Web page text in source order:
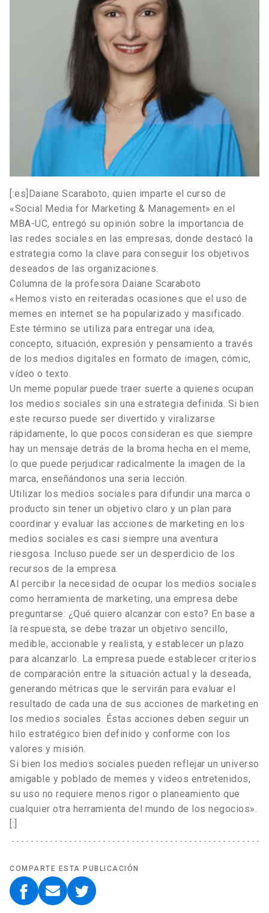
[:es]Daiane Scaraboto, quien imparte el curso de
«Social Media for Marketing & Management» en el
MBA-UC, entregó su opinión sobre la importancia de
las redes sociales en las empresas, donde destacó la
estrategia como la clave para conseguir los objetivos
deseados de las organizaciones.
Columna de la profesora Daiane Scaraboto
«Hemos visto en reiteradas ocasiones que el uso de
memes en internet se ha popularizado y masificado.
Este término se utiliza para entregar una idea,
concepto, situación, expresión y pensamiento a través
de los medios digitales en formato de imagen, cómic,
vídeo o texto.
Un meme popular puede traer suerte a quienes ocupan
los medios sociales sin una estrategia definida. Si bien
este recurso puede ser divertido y viralizarse
rápidamente, lo que pocos consideran es que siempre
hay un mensaje detrás de la broma hecha en el meme,
lo que puede perjudicar radicalmente la imagen de la
marca, enseñándonos una seria lección.
Utilizar los medios sociales para difundir una marca o
producto sin tener un objetivo claro y un plan para
coordinar y evaluar las acciones de marketing en los
medios sociales es casi siempre una aventura
riesgosa. Incluso puede ser un desperdicio de los
recursos de la empresa.
Al percibir la necesidad de ocupar los medios sociales
como herramienta de marketing, una empresa debe
preguntarse: ¿Qué quiero alcanzar con esto? En base a
la respuesta, se debe trazar un objetivo sencillo,
medible, accionable y realista, y establecer un plazo
para alcanzarlo. La empresa puede establecer criterios
de comparación entre la situación actual y la deseada,
generando métricas que le servirán para evaluar el
resultado de cada una de sus acciones de marketing en
los medios sociales. Éstas acciones deben seguir un
hilo estratégico bien definido y conforme con los
valores y misión.
Si bien los medios sociales pueden reflejar un universo
amigable y poblado de memes y videos entretenidos,
su uso no requiere menos rigor o planeamiento que
cualquier otra herramienta del mundo de los negocios».
[:]
COMPARTE ESTA PUBLICACIÓN